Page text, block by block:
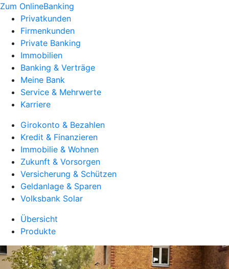
Zum OnlineBanking
Privatkunden
Firmenkunden
Private Banking
Immobilien
Banking & Verträge
Meine Bank
Service & Mehrwerte
Karriere
Girokonto & Bezahlen
Kredit & Finanzieren
Immobilie & Wohnen
Zukunft & Vorsorgen
Versicherung & Schützen
Geldanlage & Sparen
Volksbank Solar
Übersicht
Produkte